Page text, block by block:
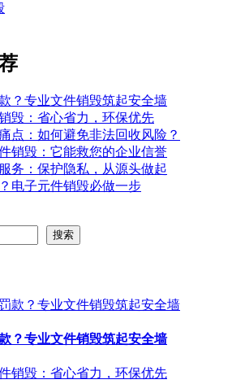
？专业文件销毁筑起安全墙
毁：省心省力，环保优先
点：如何避免非法回收风险？
销毁：它能救您的企业信誉
务：保护隐私，从源头做起
电子元件销毁必做一步
搜索
？专业文件销毁筑起安全墙